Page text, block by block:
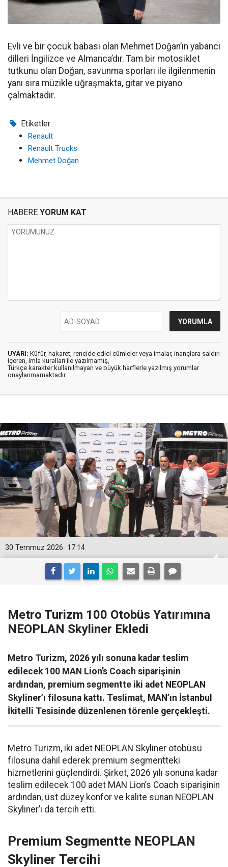
Evli ve bir çocuk babası olan Mehmet Doğan’ın yabancı
dilleri İngilizce ve Almanca’dır. Tam bir motosiklet
tutkunu olan Doğan, savunma sporları ile ilgilenmenin
yanı sıra müzikle uğraşmakta, gitar ve piyano
çalmaktadır.
Etiketler :
Renault
Renault Trucks
Mehmet Doğan
HABERE YORUM KAT
UYARI: Küfür, hakaret, rencide edici cümleler veya imalar, inançlara saldırı
içeren, imla kuralları ile yazılmamış,
Türkçe karakter kullanılmayan ve büyük harflerle yazılmış yorumlar
onaylanmamaktadır.
17:14
30 Temmuz 2026
Metro Turizm 100 Otobüs Yatırımına
NEOPLAN Skyliner Ekledi
Metro Turizm, 2026 yılı sonuna kadar teslim
edilecek 100 MAN Lion’s Coach siparişinin
ardından, premium segmentte iki adet NEOPLAN
Skyliner’ı filosuna kattı. Teslimat, MAN’ın İstanbul
İkitelli Tesisinde düzenlenen törenle gerçekleşti.
Metro Turizm, iki adet NEOPLAN Skyliner otobüsü
filosuna dahil ederek premium segmentteki
hizmetlerini güçlendirdi. Şirket, 2026 yılı sonuna kadar
teslim edilecek 100 adet MAN Lion’s Coach siparişinin
ardından, üst düzey konfor ve kalite sunan NEOPLAN
Skyliner’ı da tercih etti.
Premium Segmentte NEOPLAN
Skyliner Tercihi